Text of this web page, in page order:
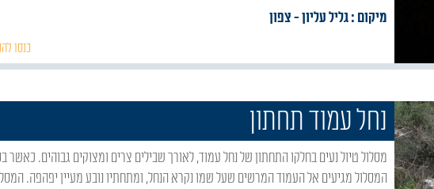
מיקום : גליל עליון- צפון
כנסו
נחל עמוד תחתון
מסלול טיול נעים בחלקו התחתון של נחל עמוד, לאורך שבילים צרים ומצוקים גבוהים. כאשר בסיום
המסלול מגיעים אל העמוד המרשים שעל שמו נקרא הנחל, ומתחתיו נובע מעיין יפהפה.